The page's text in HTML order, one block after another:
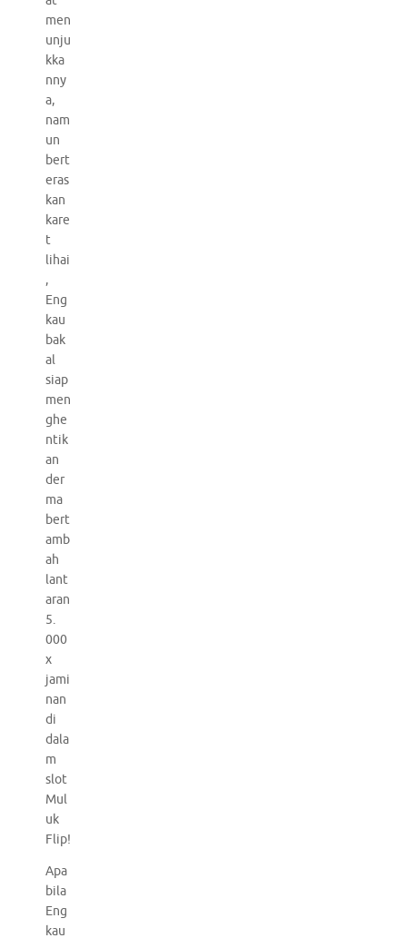
men
unju
kka
nny
a,
nam
un
bert
eras
kan
kare
t
lihai
,
Eng
kau
bak
al
siap
men
ghe
ntik
an
der
ma
bert
amb
ah
lant
aran
5.
000
x
jami
nan
di
dala
m
slot
Mul
uk
Flip!
Apa
bila
Eng
kau